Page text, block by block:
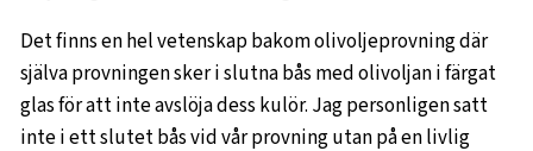
Det finns en hel vetenskap bakom olivoljeprovning där
själva provningen sker i slutna bås med olivoljan i färgat
glas för att inte avslöja dess kulör. Jag personligen satt
inte i ett slutet bås vid vår provning utan på en livlig